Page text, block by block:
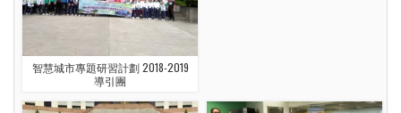
智慧城市專題研習計劃 2018-2019
導引團